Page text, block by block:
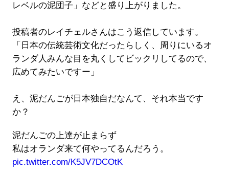
レベルの泥団子」などと盛り上がりました。
投稿者のレイチェルさんはこう返信しています。
「日本の伝統芸術文化だったらしく、周りにいるオ
ランダ人みんな目を丸くしてビックリしてるので、
広めてみたいですー」
え、泥だんごが日本独自だなんて、それ本当です
か？
泥だんごの上達が止まらず
私はオランダ来て何やってるんだろう。
pic.twitter.com/K5JV7DCOtK